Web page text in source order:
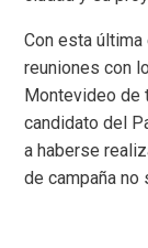
Con esta
reuniones con
Montevideo de
candidato del
a haberse
de campaña no